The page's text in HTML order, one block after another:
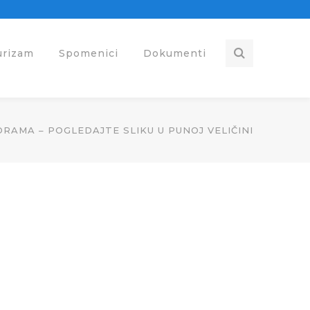
Spomenici Dokumenti
– POGLEDAJTE SLIKU U PUNOJ VELIČINI